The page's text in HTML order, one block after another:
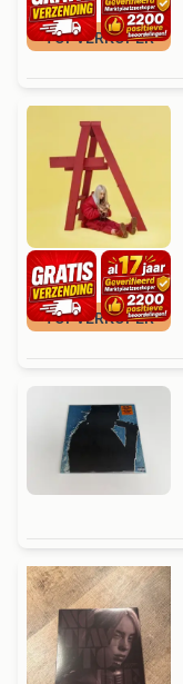
TOPVERKOPER
TOPVERKOPER